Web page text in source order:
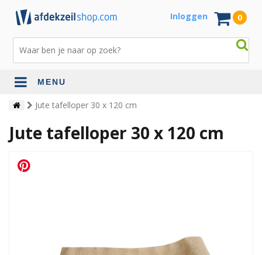
Inloggen 0
MENU
Jute tafelloper 30 x 120 cm
Jute tafelloper 30 x 120 cm